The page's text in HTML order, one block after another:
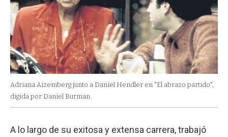
Adriana Aizemberg junto a Daniel Hendler en "El abrazo partido",
digida por Daniel Burman.
A lo largo de su exitosa y extensa carrera, trabajó